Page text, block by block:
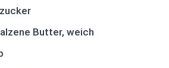
Butter, weich